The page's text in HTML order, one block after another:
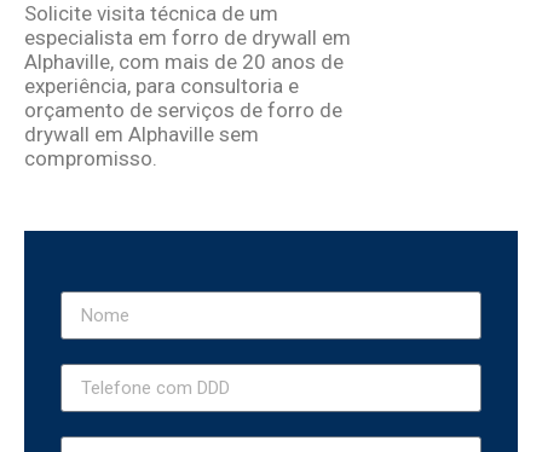
Solicite visita técnica de um
especialista em forro de drywall em
Alphaville, com mais de 20 anos de
experiência, para consultoria e
orçamento de serviços de forro de
drywall em Alphaville sem
compromisso.